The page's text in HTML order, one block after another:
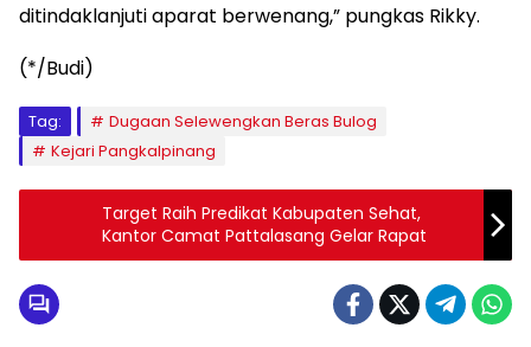
ditindaklanjuti aparat berwenang,” pungkas Rikky.
(*/Budi)
Tag:
Dugaan Selewengkan Beras Bulog
Kejari Pangkalpinang
Target Raih Predikat Kabupaten Sehat,
Kantor Camat Pattalasang Gelar Rapat